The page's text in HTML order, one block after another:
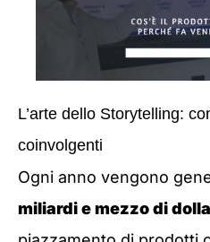
L’arte dello Storytelling:
coinvolgenti
Ogni anno vengono
miliardi e mezzo di